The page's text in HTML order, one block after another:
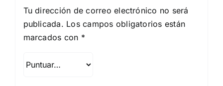
Tu dirección de correo electrónico no será
publicada. Los campos obligatorios están
marcados con *